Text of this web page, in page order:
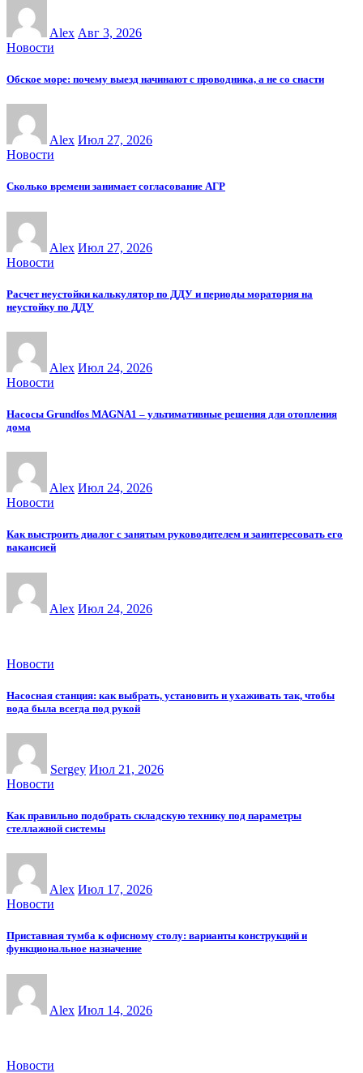
Alex Авг 3, 2026
Новости
Обское море: почему выезд начинают с проводника, а не со снасти
Alex Июл 27, 2026
Новости
Сколько времени занимает согласование АГР
Alex Июл 27, 2026
Новости
Расчет неустойки калькулятор по ДДУ и периоды моратория на
неустойку по ДДУ
Alex Июл 24, 2026
Новости
Насосы Grundfos MAGNA1 – ультимативные решения для отопления
дома
Alex Июл 24, 2026
Новости
Как выстроить диалог с занятым руководителем и заинтересовать его
вакансией
Alex Июл 24, 2026
Новости
Насосная станция: как выбрать, установить и ухаживать так, чтобы
вода была всегда под рукой
Sergey Июл 21, 2026
Новости
Как правильно подобрать складскую технику под параметры
стеллажной системы
Alex Июл 17, 2026
Новости
Приставная тумба к офисному столу: варианты конструкций и
функциональное назначение
Alex Июл 14, 2026
Новости